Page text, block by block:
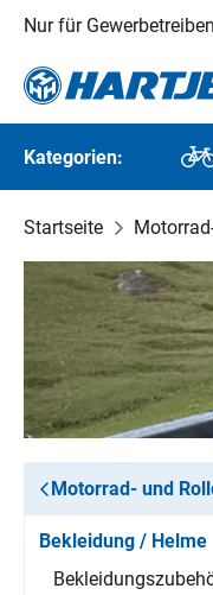
Hauptinhalt springen
Zur Suche springen
Zur
Nur für
Kategorien:
Startseite
Motorrad- und
Bekleidung / Helme